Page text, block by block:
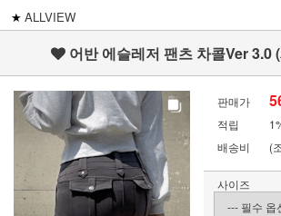
ALLVIEW
어반 에슬레저 팬츠 차콜Ver 3.0
판매가
적립
배송비
(
사이즈